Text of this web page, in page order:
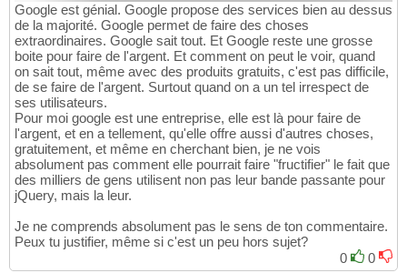
Google est génial. Google propose des services bien au dessus
de la majorité. Google permet de faire des choses
extraordinaires. Google sait tout. Et Google reste une grosse
boite pour faire de l'argent. Et comment on peut le voir, quand
on sait tout, même avec des produits gratuits, c'est pas difficile,
de se faire de l'argent. Surtout quand on a un tel irrespect de
ses utilisateurs.
Pour moi google est une entreprise, elle est là pour faire de
l'argent, et en a tellement, qu'elle offre aussi d'autres choses,
gratuitement, et même en cherchant bien, je ne vois
absolument pas comment elle pourrait faire "fructifier" le fait que
des milliers de gens utilisent non pas leur bande passante pour
jQuery, mais la leur.
Je ne comprends absolument pas le sens de ton commentaire.
Peux tu justifier, même si c'est un peu hors sujet?
0
0